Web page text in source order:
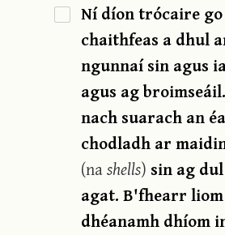
Ní díon trócaire
chaithfeas a dhul
ngunnaí sin agus
agus ag
nach suarach an
chodladh ar
(nashells) sin ag
agat. B'fhearr
dhéanamh dhíom